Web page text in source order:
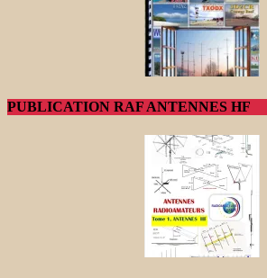
PUBLICATION RAF ANTENNES HF